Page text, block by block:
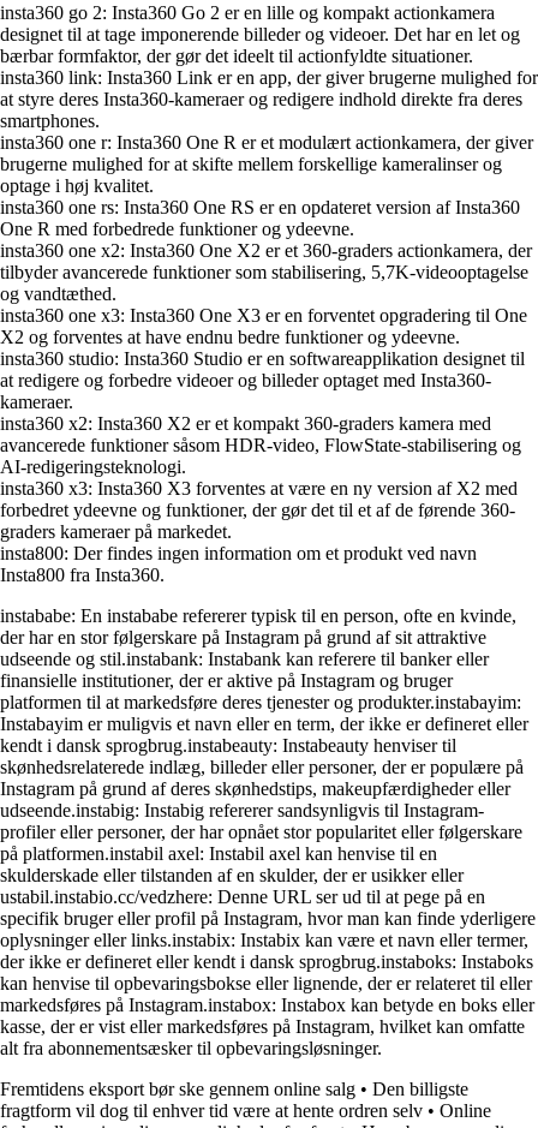
insta360 go 2: Insta360 Go 2 er en lille og kompakt actionkamera
designet til at tage imponerende billeder og videoer. Det har en let og
bærbar formfaktor, der gør det ideelt til actionfyldte situationer.
insta360 link: Insta360 Link er en app, der giver brugerne mulighed for
at styre deres Insta360-kameraer og redigere indhold direkte fra deres
smartphones.
insta360 one r: Insta360 One R er et modulært actionkamera, der giver
brugerne mulighed for at skifte mellem forskellige kameralinser og
optage i høj kvalitet.
insta360 one rs: Insta360 One RS er en opdateret version af Insta360
One R med forbedrede funktioner og ydeevne.
insta360 one x2: Insta360 One X2 er et 360-graders actionkamera, der
tilbyder avancerede funktioner som stabilisering, 5,7K-videooptagelse
og vandtæthed.
insta360 one x3: Insta360 One X3 er en forventet opgradering til One
X2 og forventes at have endnu bedre funktioner og ydeevne.
insta360 studio: Insta360 Studio er en softwareapplikation designet til
at redigere og forbedre videoer og billeder optaget med Insta360-
kameraer.
insta360 x2: Insta360 X2 er et kompakt 360-graders kamera med
avancerede funktioner såsom HDR-video, FlowState-stabilisering og
AI-redigeringsteknologi.
insta360 x3: Insta360 X3 forventes at være en ny version af X2 med
forbedret ydeevne og funktioner, der gør det til et af de førende 360-
graders kameraer på markedet.
insta800: Der findes ingen information om et produkt ved navn
Insta800 fra Insta360.
instababe: En instababe refererer typisk til en person, ofte en kvinde,
der har en stor følgerskare på Instagram på grund af sit attraktive
udseende og stil.instabank: Instabank kan referere til banker eller
finansielle institutioner, der er aktive på Instagram og bruger
platformen til at markedsføre deres tjenester og produkter.instabayim:
Instabayim er muligvis et navn eller en term, der ikke er defineret eller
kendt i dansk sprogbrug.instabeauty: Instabeauty henviser til
skønhedsrelaterede indlæg, billeder eller personer, der er populære på
Instagram på grund af deres skønhedstips, makeupfærdigheder eller
udseende.instabig: Instabig refererer sandsynligvis til Instagram-
profiler eller personer, der har opnået stor popularitet eller følgerskare
på platformen.instabil axel: Instabil axel kan henvise til en
skulderskade eller tilstanden af en skulder, der er usikker eller
ustabil.instabio.cc/vedzhere: Denne URL ser ud til at pege på en
specifik bruger eller profil på Instagram, hvor man kan finde yderligere
oplysninger eller links.instabix: Instabix kan være et navn eller termer,
der ikke er defineret eller kendt i dansk sprogbrug.instaboks: Instaboks
kan henvise til opbevaringsbokse eller lignende, der er relateret til eller
markedsføres på Instagram.instabox: Instabox kan betyde en boks eller
kasse, der er vist eller markedsføres på Instagram, hvilket kan omfatte
alt fra abonnementsæsker til opbevaringsløsninger.
Fremtidens eksport bør ske gennem online salg • Den billigste
fragtform vil dog til enhver tid være at hente ordren selv • Online